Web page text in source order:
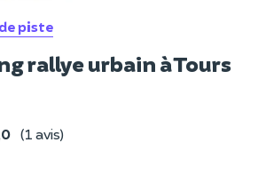
piste
rallye urbain à Tours
(1 avis)